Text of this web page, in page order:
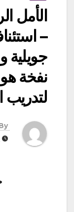
الأمل
نفخة هو
لتدريب